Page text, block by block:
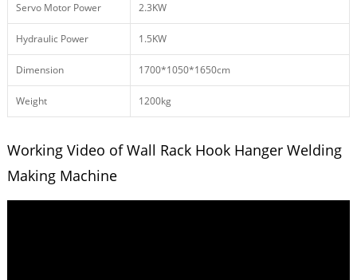
Servo Motor Power 2.3KW
Hydraulic Power 1.5KW
Dimension 1700*1050*1650cm
Weight 1200kg
Working Video of Wall Rack Hook Hanger Welding
Making Machine